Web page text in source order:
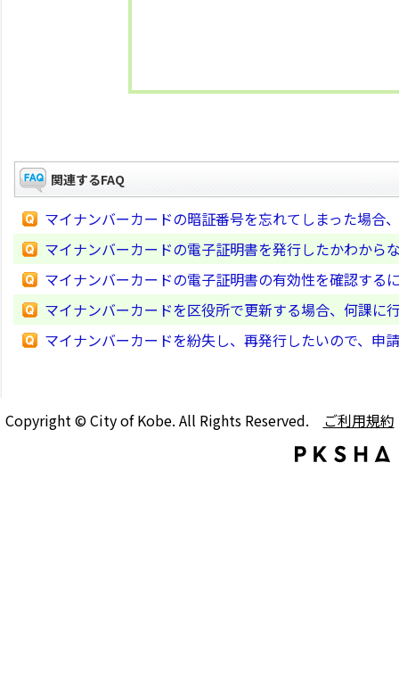
関連するFAQ
マイナンバーカードの暗証番号を忘れてしまった場合
マイナンバーカードの電子証明書を発行したかわから
マイナンバーカードの電子証明書の有効性を確認する
マイナンバーカードを区役所で更新する場合、何課に
マイナンバーカードを紛失し、再発行したいので、申
Copyright © City of Kobe. All Rights Reserved. ご利用規約